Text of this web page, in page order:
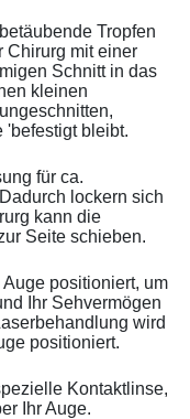
Tropfen
Chirurg mit einer
Schnitt in das
kleinen
'befestigt bleibt.
für ca.
lockern sich
kann die
Seite schieben.
positioniert, um
Ihr Sehvermögen
wird
positioniert.
Kontaktlinse,
Ihr Auge.